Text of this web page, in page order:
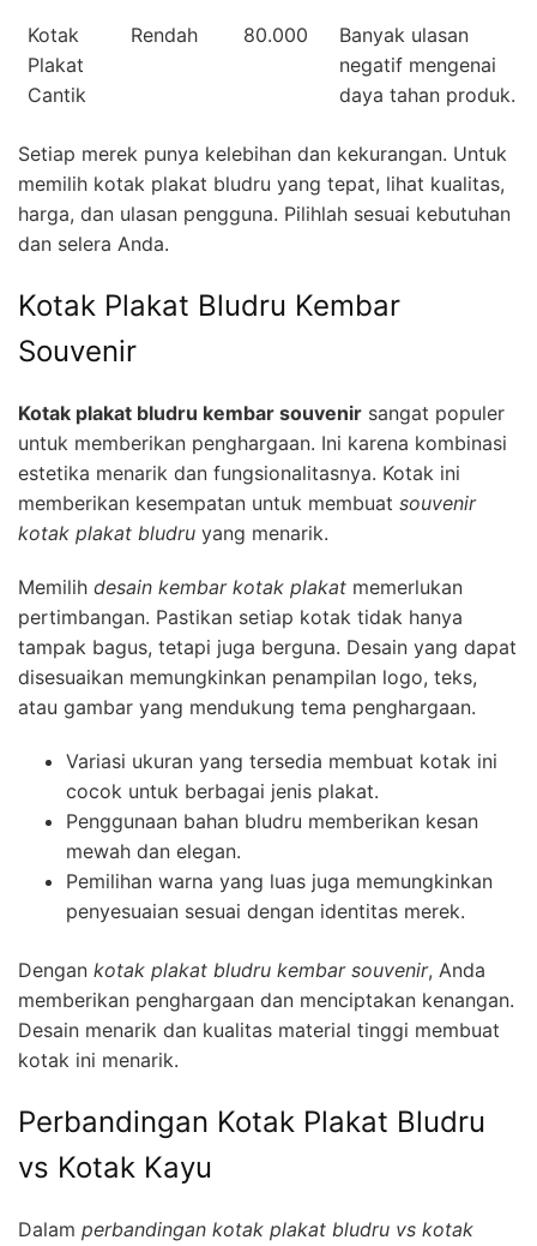
Kotak
Plakat
Cantik
Rendah 80.000
Banyak ulasan
negatif mengenai
daya tahan produk.
Setiap merek punya kelebihan dan kekurangan. Untuk
memilih kotak plakat bludru yang tepat, lihat kualitas,
harga, dan ulasan pengguna. Pilihlah sesuai kebutuhan
dan selera Anda.
Kotak Plakat Bludru Kembar
Souvenir
Kotak plakat bludru kembar souvenir sangat populer
untuk memberikan penghargaan. Ini karena kombinasi
estetika menarik dan fungsionalitasnya. Kotak ini
memberikan kesempatan untuk membuat souvenir
kotak plakat bludru yang menarik.
Memilih desain kembar kotak plakat memerlukan
pertimbangan. Pastikan setiap kotak tidak hanya
tampak bagus, tetapi juga berguna. Desain yang dapat
disesuaikan memungkinkan penampilan logo, teks,
atau gambar yang mendukung tema penghargaan.
Variasi ukuran yang tersedia membuat kotak ini
cocok untuk berbagai jenis plakat.
Penggunaan bahan bludru memberikan kesan
mewah dan elegan.
Pemilihan warna yang luas juga memungkinkan
penyesuaian sesuai dengan identitas merek.
Dengan kotak plakat bludru kembar souvenir, Anda
memberikan penghargaan dan menciptakan kenangan.
Desain menarik dan kualitas material tinggi membuat
kotak ini menarik.
Perbandingan Kotak Plakat Bludru
vs Kotak Kayu
Dalam perbandingan kotak plakat bludru vs kotak